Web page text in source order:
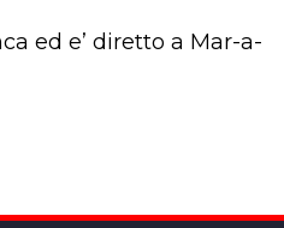
ed e’ diretto a Mar-a-